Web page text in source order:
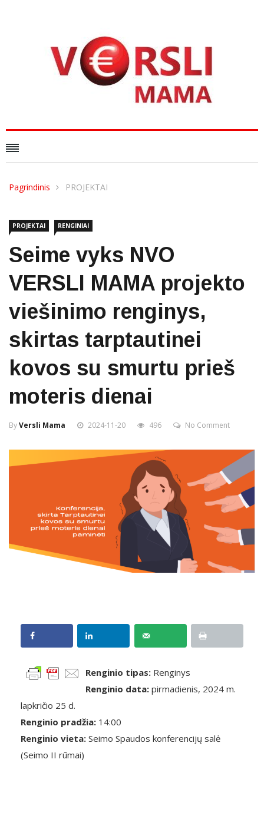
Pagrindinis PROJEKTAI
PROJEKTAI RENGINIAI
Seime vyks NVO
VERSLI MAMA projekto
viešinimo renginys,
skirtas tarptautinei
kovos su smurtu prieš
moteris dienai
ByVersli Mama 2024-11-20 496 No Comment
Renginio tipas: Renginys
Renginio data: pirmadienis, 2024 m.
lapkričio 25 d.
Renginio pradžia: 14:00
Renginio vieta: Seimo Spaudos konferencijų salė
(Seimo II rūmai)